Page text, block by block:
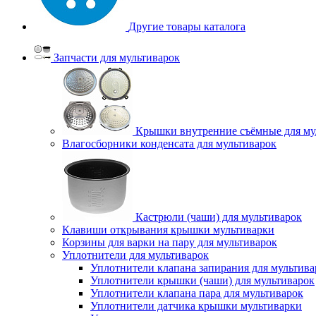
Другие товары каталога
Запчасти для мультиварок
Крышки внутренние съёмные для
Влагосборники конденсата для мультиварок
Кастрюли (чаши) для мультиварок
Клавиши открывания крышки мультиварки
Корзины для варки на пару для мультиварок
Уплотнители для мультиварок
Уплотнители клапана запирания для
Уплотнители крышки (чаши) для мультиварок
Уплотнители клапана пара для мультиварок
Уплотнители датчика крышки мультиварки